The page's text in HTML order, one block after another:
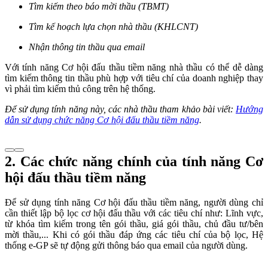
Tìm kiếm theo báo mời thầu (TBMT)
Tìm kế hoạch lựa chọn nhà thầu (KHLCNT)
Nhận thông tin thầu qua email
Với tính năng Cơ hội đấu thầu tiềm năng nhà thầu có thể dễ dàng
tìm kiếm thông tin thầu phù hợp với tiêu chí của doanh nghiệp thay
vì phải tìm kiếm thủ công trên hệ thống.
Để sử dụng tính năng này, các nhà thầu tham khảo bài viết: Hướng
dẫn sử dụng chức năng Cơ hội đấu thầu tiềm năng.
2. Các chức năng chính của tính năng Cơ
hội đấu thầu tiềm năng
Để sử dụng tính năng Cơ hội đấu thầu tiềm năng, người dùng chỉ
cần thiết lập bộ lọc cơ hội đấu thầu với các tiêu chí như: Lĩnh vực,
từ khóa tìm kiếm trong tên gói thầu, giá gói thầu, chủ đầu tư/bên
mời thầu,... Khi có gói thầu đáp ứng các tiêu chí của bộ lọc, Hệ
thống e-GP sẽ tự động gửi thông báo qua email của người dùng.